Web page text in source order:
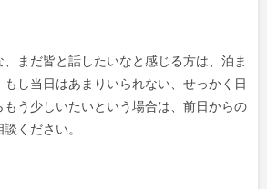
、まだ皆と話したいなと感じる方は、泊ま
し当日はあまりいられない、せっかく日
う少しいたいという場合は、前日からの
ください。